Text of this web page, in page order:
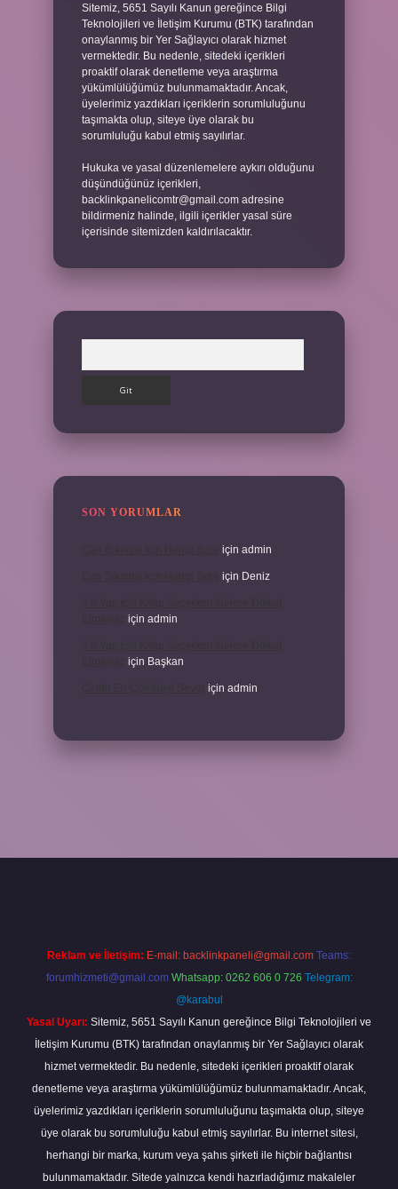
Sitemiz, 5651 Sayılı Kanun gereğince Bilgi
Teknolojileri ve İletişim Kurumu (BTK) tarafından
onaylanmış bir Yer Sağlayıcı olarak hizmet
vermektedir. Bu nedenle, sitedeki içerikleri
proaktif olarak denetleme veya araştırma
yükümlülüğümüz bulunmamaktadır. Ancak,
üyelerimiz yazdıkları içeriklerin sorumluluğunu
taşımakta olup, siteye üye olarak bu
sorumluluğu kabul etmiş sayılırlar.
Hukuka ve yasal düzenlemelere aykırı olduğunu
düşündüğünüz içerikleri,
backlinkpanelicomtr@gmail.com adresine
bildirmeniz halinde, ilgili içerikler yasal süre
içerisinde sitemizden kaldırılacaktır.
SON YORUMLAR
için admin
için Deniz
için admin
için Başkan
için admin
Reklam ve İletişim: E-mail: backlinkpaneli@gmail.com Teams:
forumhizmeti@gmail.com Whatsapp: 0262 606 0 726 Telegram:
@karabul
Yasal Uyarı: Sitemiz, 5651 Sayılı Kanun gereğince Bilgi Teknolojileri ve
İletişim Kurumu (BTK) tarafından onaylanmış bir Yer Sağlayıcı olarak
hizmet vermektedir. Bu nedenle, sitedeki içerikleri proaktif olarak
denetleme veya araştırma yükümlülüğümüz bulunmamaktadır. Ancak,
üyelerimiz yazdıkları içeriklerin sorumluluğunu taşımakta olup, siteye
üye olarak bu sorumluluğu kabul etmiş sayılırlar. Bu internet sitesi,
herhangi bir marka, kurum veya şahıs şirketi ile hiçbir bağlantısı
bulunmamaktadır. Sitede yalnızca kendi hazırladığımız makaleler